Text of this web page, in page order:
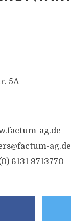
5A
ag.de
ag.de
6131 9713770